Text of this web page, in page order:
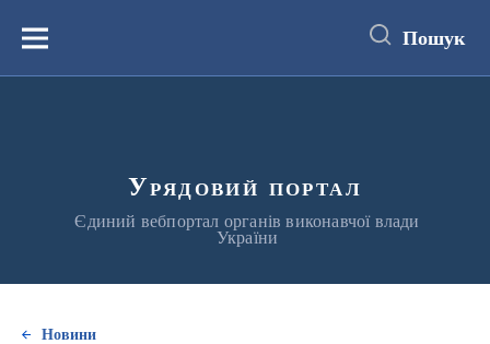
вмістуМеню Пошук
Урядовий портал
Єдиний вебпортал органів виконавчої влади
України
Новини